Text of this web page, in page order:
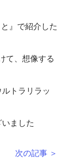
』で紹介した
て、想像する
トラリラッ
ました
次の記事 ＞